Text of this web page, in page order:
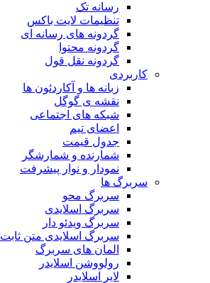
رسانه تک
تنظیمات لایت باکس
گردونه های رسانه ای
گردونه محتوا
گردونه نقل قول
کاربردی
زبانه ها و آکاردئون ها
نقشه ی گوگل
شبکه های اجتماعی
اعضای تیم
جدول قیمت
شمارنده و شمارشگر
نمودار و نوار پیشرفت
سربرگ ها
سربرگ محو
سربرگ اسلایدی
سربرگ ویدئو دار
سربرگ اسلایدی متن ثابت
المان های سربرگ
رولووشن اسلایدر
لایر اسلایدر